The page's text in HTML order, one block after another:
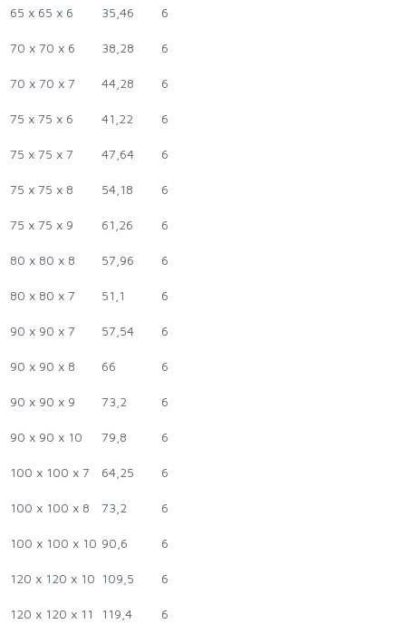
65 x 65 x 6 35,46 6
70 x 70 x 6 38,28 6
70 x 70 x 7 44,28 6
75 x 75 x 6 41,22 6
75 x 75 x 7 47,64 6
75 x 75 x 8 54,18 6
75 x 75 x 9 61,26 6
80 x 80 x 8 57,96 6
80 x 80 x 7 51,1 6
90 x 90 x 7 57,54 6
90 x 90 x 8 66 6
90 x 90 x 9 73,2 6
90 x 90 x 10 79,8 6
100 x 100 x 7 64,25 6
100 x 100 x 8 73,2 6
100 x 100 x 10 90,6 6
120 x 120 x 10 109,5 6
120 x 120 x 11 119,4 6